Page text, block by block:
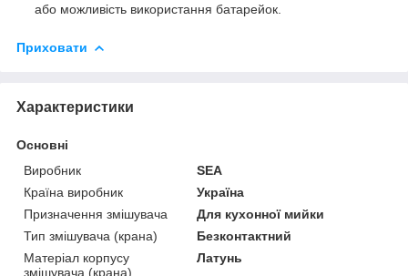
або можливість використання батарейок.
Приховати
Характеристики
Основні
Виробник
SEA
Країна виробник
Україна
Призначення змішувача
Для кухонної мийки
Тип змішувача (крана)
Безконтактний
Матеріал корпусу
змішувача (крана)
Латунь